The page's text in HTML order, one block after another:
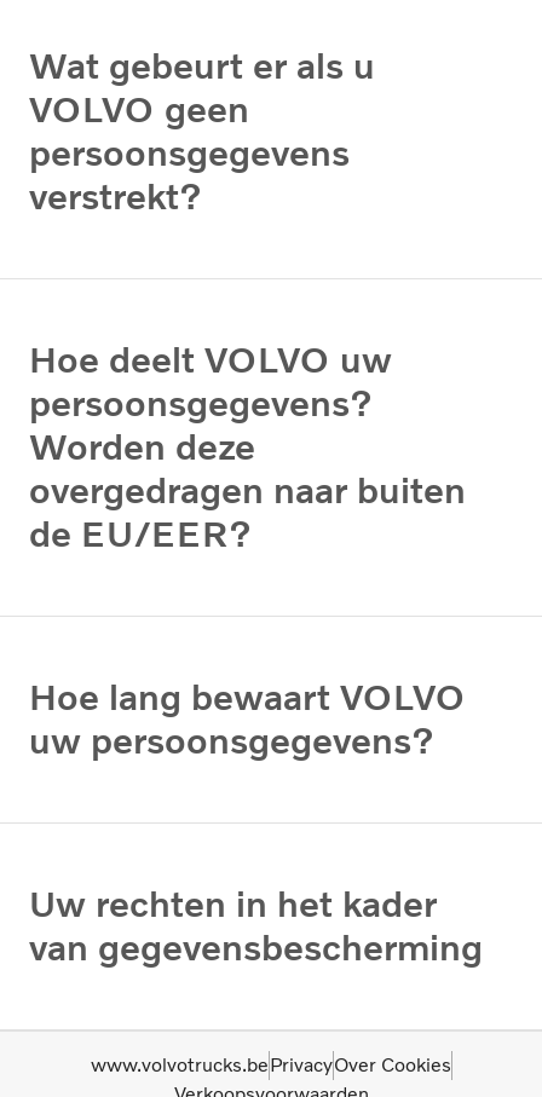
Wat gebeurt er als u
VOLVO geen
persoonsgegevens
verstrekt?
Hoe deelt VOLVO uw
persoonsgegevens?
Worden deze
overgedragen naar buiten
de EU/EER?
Hoe lang bewaart VOLVO
uw persoonsgegevens?
Uw rechten in het kader
van gegevensbescherming
www.volvotrucks.bePrivacyOver Cookies